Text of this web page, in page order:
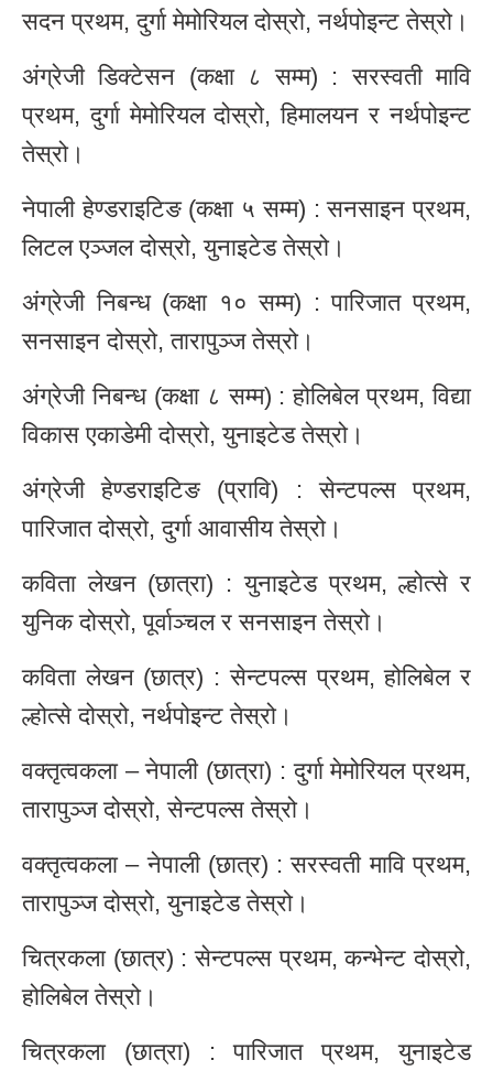
सदन प्रथम, दुर्गा मेमोरियल दोस्रो, नर्थपोइन्ट तेस्रो।
अंग्रेजी डिक्टेसन (कक्षा ८ सम्म) : सरस्वती मावि
प्रथम, दुर्गा मेमोरियल दोस्रो, हिमालयन र नर्थपोइन्ट
तेस्रो।
नेपाली हेण्डराइटिङ (कक्षा ५ सम्म) : सनसाइन प्रथम,
लिटल एञ्जल दोस्रो, युनाइटेड तेस्रो।
अंग्रेजी निबन्ध (कक्षा १० सम्म) : पारिजात प्रथम,
सनसाइन दोस्रो, तारापुञ्ज तेस्रो।
अंग्रेजी निबन्ध (कक्षा ८ सम्म) : होलिबेल प्रथम, विद्या
विकास एकाडेमी दोस्रो, युनाइटेड तेस्रो।
अंग्रेजी हेण्डराइटिङ (प्रावि) : सेन्टपल्स प्रथम,
पारिजात दोस्रो, दुर्गा आवासीय तेस्रो।
कविता लेखन (छात्रा) : युनाइटेड प्रथम, ल्होत्से र
युनिक दोस्रो, पूर्वाञ्चल र सनसाइन तेस्रो।
कविता लेखन (छात्र) : सेन्टपल्स प्रथम, होलिबेल र
ल्होत्से दोस्रो, नर्थपोइन्ट तेस्रो।
वक्तृत्वकला – नेपाली (छात्रा) : दुर्गा मेमोरियल प्रथम,
तारापुञ्ज दोस्रो, सेन्टपल्स तेस्रो।
वक्तृत्वकला – नेपाली (छात्र) : सरस्वती मावि प्रथम,
तारापुञ्ज दोस्रो, युनाइटेड तेस्रो।
चित्रकला (छात्र) : सेन्टपल्स प्रथम, कन्भेन्ट दोस्रो,
होलिबेल तेस्रो।
चित्रकला (छात्रा) : पारिजात प्रथम, युनाइटेड